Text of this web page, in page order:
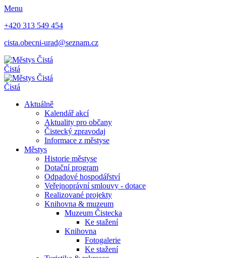
Menu
+420 313 549 454
cista.obecni-urad@seznam.cz
Čistá
Čistá
Aktuálně
Kalendář akcí
Aktuality pro občany
Čistecký zpravodaj
Informace z městyse
Městys
Historie městyse
Dotační program
Odpadové hospodářství
Veřejnoprávní smlouvy - dotace
Realizované projekty
Knihovna & muzeum
Muzeum Čistecka
Ke stažení
Knihovna
Fotogalerie
Ke stažení